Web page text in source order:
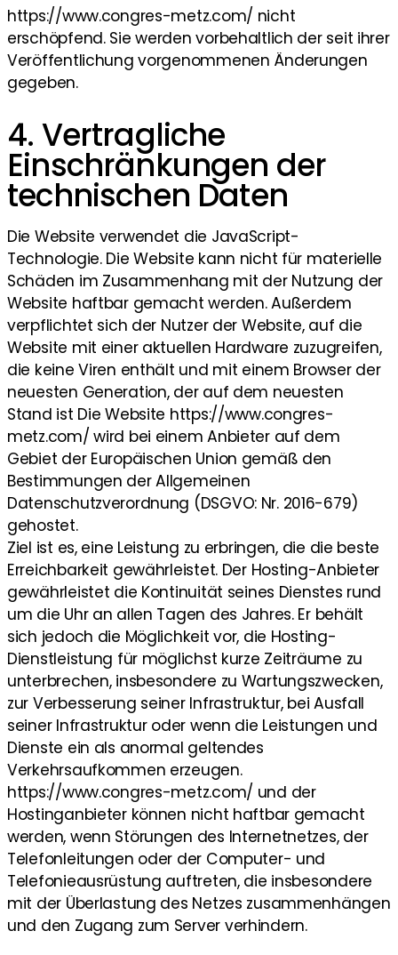
https://www.congres-metz.com/ nicht
erschöpfend. Sie werden vorbehaltlich der seit ihrer
Veröffentlichung vorgenommenen Änderungen
gegeben.
4. Vertragliche
Einschränkungen der
technischen Daten
Die Website verwendet die JavaScript-
Technologie. Die Website kann nicht für materielle
Schäden im Zusammenhang mit der Nutzung der
Website haftbar gemacht werden. Außerdem
verpflichtet sich der Nutzer der Website, auf die
Website mit einer aktuellen Hardware zuzugreifen,
die keine Viren enthält und mit einem Browser der
neuesten Generation, der auf dem neuesten
Stand ist Die Website https://www.congres-
metz.com/ wird bei einem Anbieter auf dem
Gebiet der Europäischen Union gemäß den
Bestimmungen der Allgemeinen
Datenschutzverordnung (DSGVO: Nr. 2016-679)
gehostet.
Ziel ist es, eine Leistung zu erbringen, die die beste
Erreichbarkeit gewährleistet. Der Hosting-Anbieter
gewährleistet die Kontinuität seines Dienstes rund
um die Uhr an allen Tagen des Jahres. Er behält
sich jedoch die Möglichkeit vor, die Hosting-
Dienstleistung für möglichst kurze Zeiträume zu
unterbrechen, insbesondere zu Wartungszwecken,
zur Verbesserung seiner Infrastruktur, bei Ausfall
seiner Infrastruktur oder wenn die Leistungen und
Dienste ein als anormal geltendes
Verkehrsaufkommen erzeugen.
https://www.congres-metz.com/ und der
Hostinganbieter können nicht haftbar gemacht
werden, wenn Störungen des Internetnetzes, der
Telefonleitungen oder der Computer- und
Telefonieausrüstung auftreten, die insbesondere
mit der Überlastung des Netzes zusammenhängen
und den Zugang zum Server verhindern.